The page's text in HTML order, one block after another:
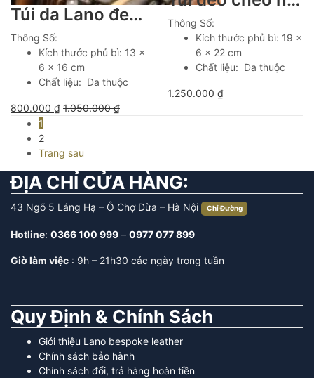
Túi da Lano đeo chéo nam giá rẻ KT109
Thông Số:
Kích thước phủ bì: 13 x
6 x 16 cm
Chất liệu: Da thuộc
800.000 ₫ 1.050.000₫
Thông Số:
Kích thước phủ bì: 19 x
6 x 22 cm
Chất liệu: Da thuộc
1.250.000 ₫
1
2
Trang sau
ĐỊA CHỈ CỬA HÀNG:
43 Ngõ 5 Láng Hạ – Ô Chợ Dừa – Hà Nội Chỉ Đường
Hotline: 0366 100 999 – 0977 077 899
Giờ làm việc : 9h – 21h30 các ngày trong tuần
Quy Định & Chính Sách
Giới thiệu Lano bespoke leather
Chính sách bảo hành
Chính sách đổi, trả hàng hoàn tiền